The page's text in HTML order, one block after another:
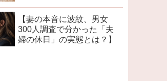
【妻の本音に波紋、男女
300人調査で分かった「夫
婦の休日」の実態とは？】